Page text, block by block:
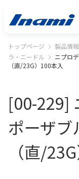
トップページ 製品情報
ラ・ニードル
ニプロ
（直/23G）100本入
[00-229]
ポーザブ
（直/